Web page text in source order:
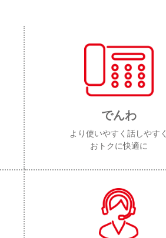
でんわ
より使いやすく話しやすく
おトクに快適に